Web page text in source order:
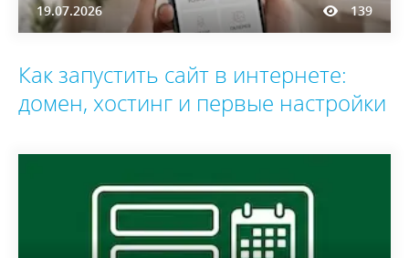
19.07.2026 139
Как запустить сайт в интернете:
домен, хостинг и первые настройки